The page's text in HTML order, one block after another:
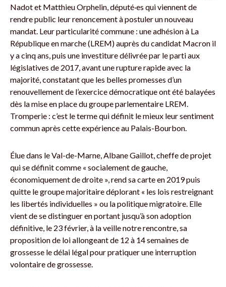
Nadot et Matthieu Orphelin, député·es qui viennent de
rendre public leur renoncement à postuler un nouveau
mandat. Leur particularité commune : une adhésion à La
République en marche (LREM) auprès du candidat Macron il
y a cinq ans, puis une investiture délivrée par le parti aux
législatives de 2017, avant une rupture rapide avec la
majorité, constatant que les belles promesses d’un
renouvellement de l’exercice démocratique ont été balayées
dès la mise en place du groupe parlementaire LREM.
Tromperie : c’est le terme qui définit le mieux leur sentiment
commun après cette expérience au Palais-Bourbon.
Élue dans le Val-de-Marne, Albane Gaillot, cheffe de projet
qui se définit comme « socialement de gauche,
économiquement de droite », rend sa carte en 2019 puis
quitte le groupe majoritaire déplorant « les lois restreignant
les libertés individuelles » ou la politique migratoire. Elle
vient de se distinguer en portant jusqu’à son adoption
définitive, le 23 février, à la veille notre rencontre, sa
proposition de loi allongeant de 12 à 14 semaines de
grossesse le délai légal pour pratiquer une interruption
volontaire de grossesse.